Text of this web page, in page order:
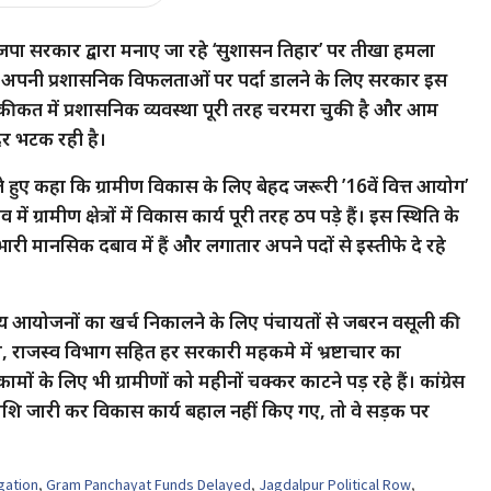
द्वारा मनाए जा रहे ‘सुशासन तिहार’ पर तीखा हमला
प्रशासनिक विफलताओं पर पर्दा डालने के लिए सरकार इस
में प्रशासनिक व्यवस्था पूरी तरह चरमरा चुकी है और आम
भटक रही है।
कहा कि ग्रामीण विकास के लिए बेहद जरूरी ’16वें वित्त आयोग’
क्षेत्रों में विकास कार्य पूरी तरह ठप पड़े हैं। इस स्थिति के
मानसिक दबाव में हैं और लगातार अपने पदों से इस्तीफे दे रहे
आयोजनों का खर्च निकालने के लिए पंचायतों से जबरन वसूली की
विभाग सहित हर सरकारी महकमे में भ्रष्टाचार का
के लिए भी ग्रामीणों को महीनों चक्कर काटने पड़ रहे हैं। कांग्रेस
जारी कर विकास कार्य बहाल नहीं किए गए, तो वे सड़क पर
, Gram Panchayat Funds Delayed, Jagdalpur Political Row,